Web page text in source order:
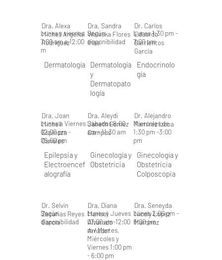
Lunes y viernes
7:00 am a 12:00
m
Dra. Alexa
Michell Argeñal
Rodríguez
Según
disponibilidad
Dra. Sandra
Waleska Flores
Irías
Lunes 1:30 pm -
7:00 pm
Dr. Carlos
Eduardo
Barrientos
García
Dermatología
Lunes a Viernes
02:00 pm -
06:00 pm
Dra. Joan
Michell
Espinoza
Canales
Dermatología
y
Dermatopato
logía
Sábados 8:00
am - 11:30 am
Dra. Aleydi
Janeth Gomez
Campos
Endocrinolo
gía
Miercoles de
1:30 pm -3:00
pm
Dr. Alejandro
Ramirez Izcoa
Epilepsia y
Electroencef
alografía
Según
disponibilidad
Dr. Selvin
Zacarías Reyes
García
Ginecología y
Obstetricia
Lunes y Jueves
07:00 am-12:00
m / Martes,
Miércoles y
Viernes 1:00 pm
- 6:00 pm
Dra. Diana
Marisol
Alvarado
Amador
Ginecología y
Obstetricia
Colposcopia
Lunes 2:00 pm -
6:00 pm
Dra. Seneyda
Nicoly Lopez
Martinez